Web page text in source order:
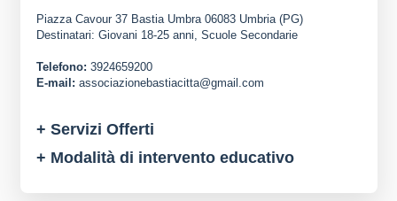
Piazza Cavour 37 Bastia Umbra 06083 Umbria (PG)
Destinatari: Giovani 18-25 anni, Scuole Secondarie
Telefono: 3924659200
E-mail: associazionebastiacitta@gmail.com
+ Servizi Offerti
+ Modalità di intervento educativo